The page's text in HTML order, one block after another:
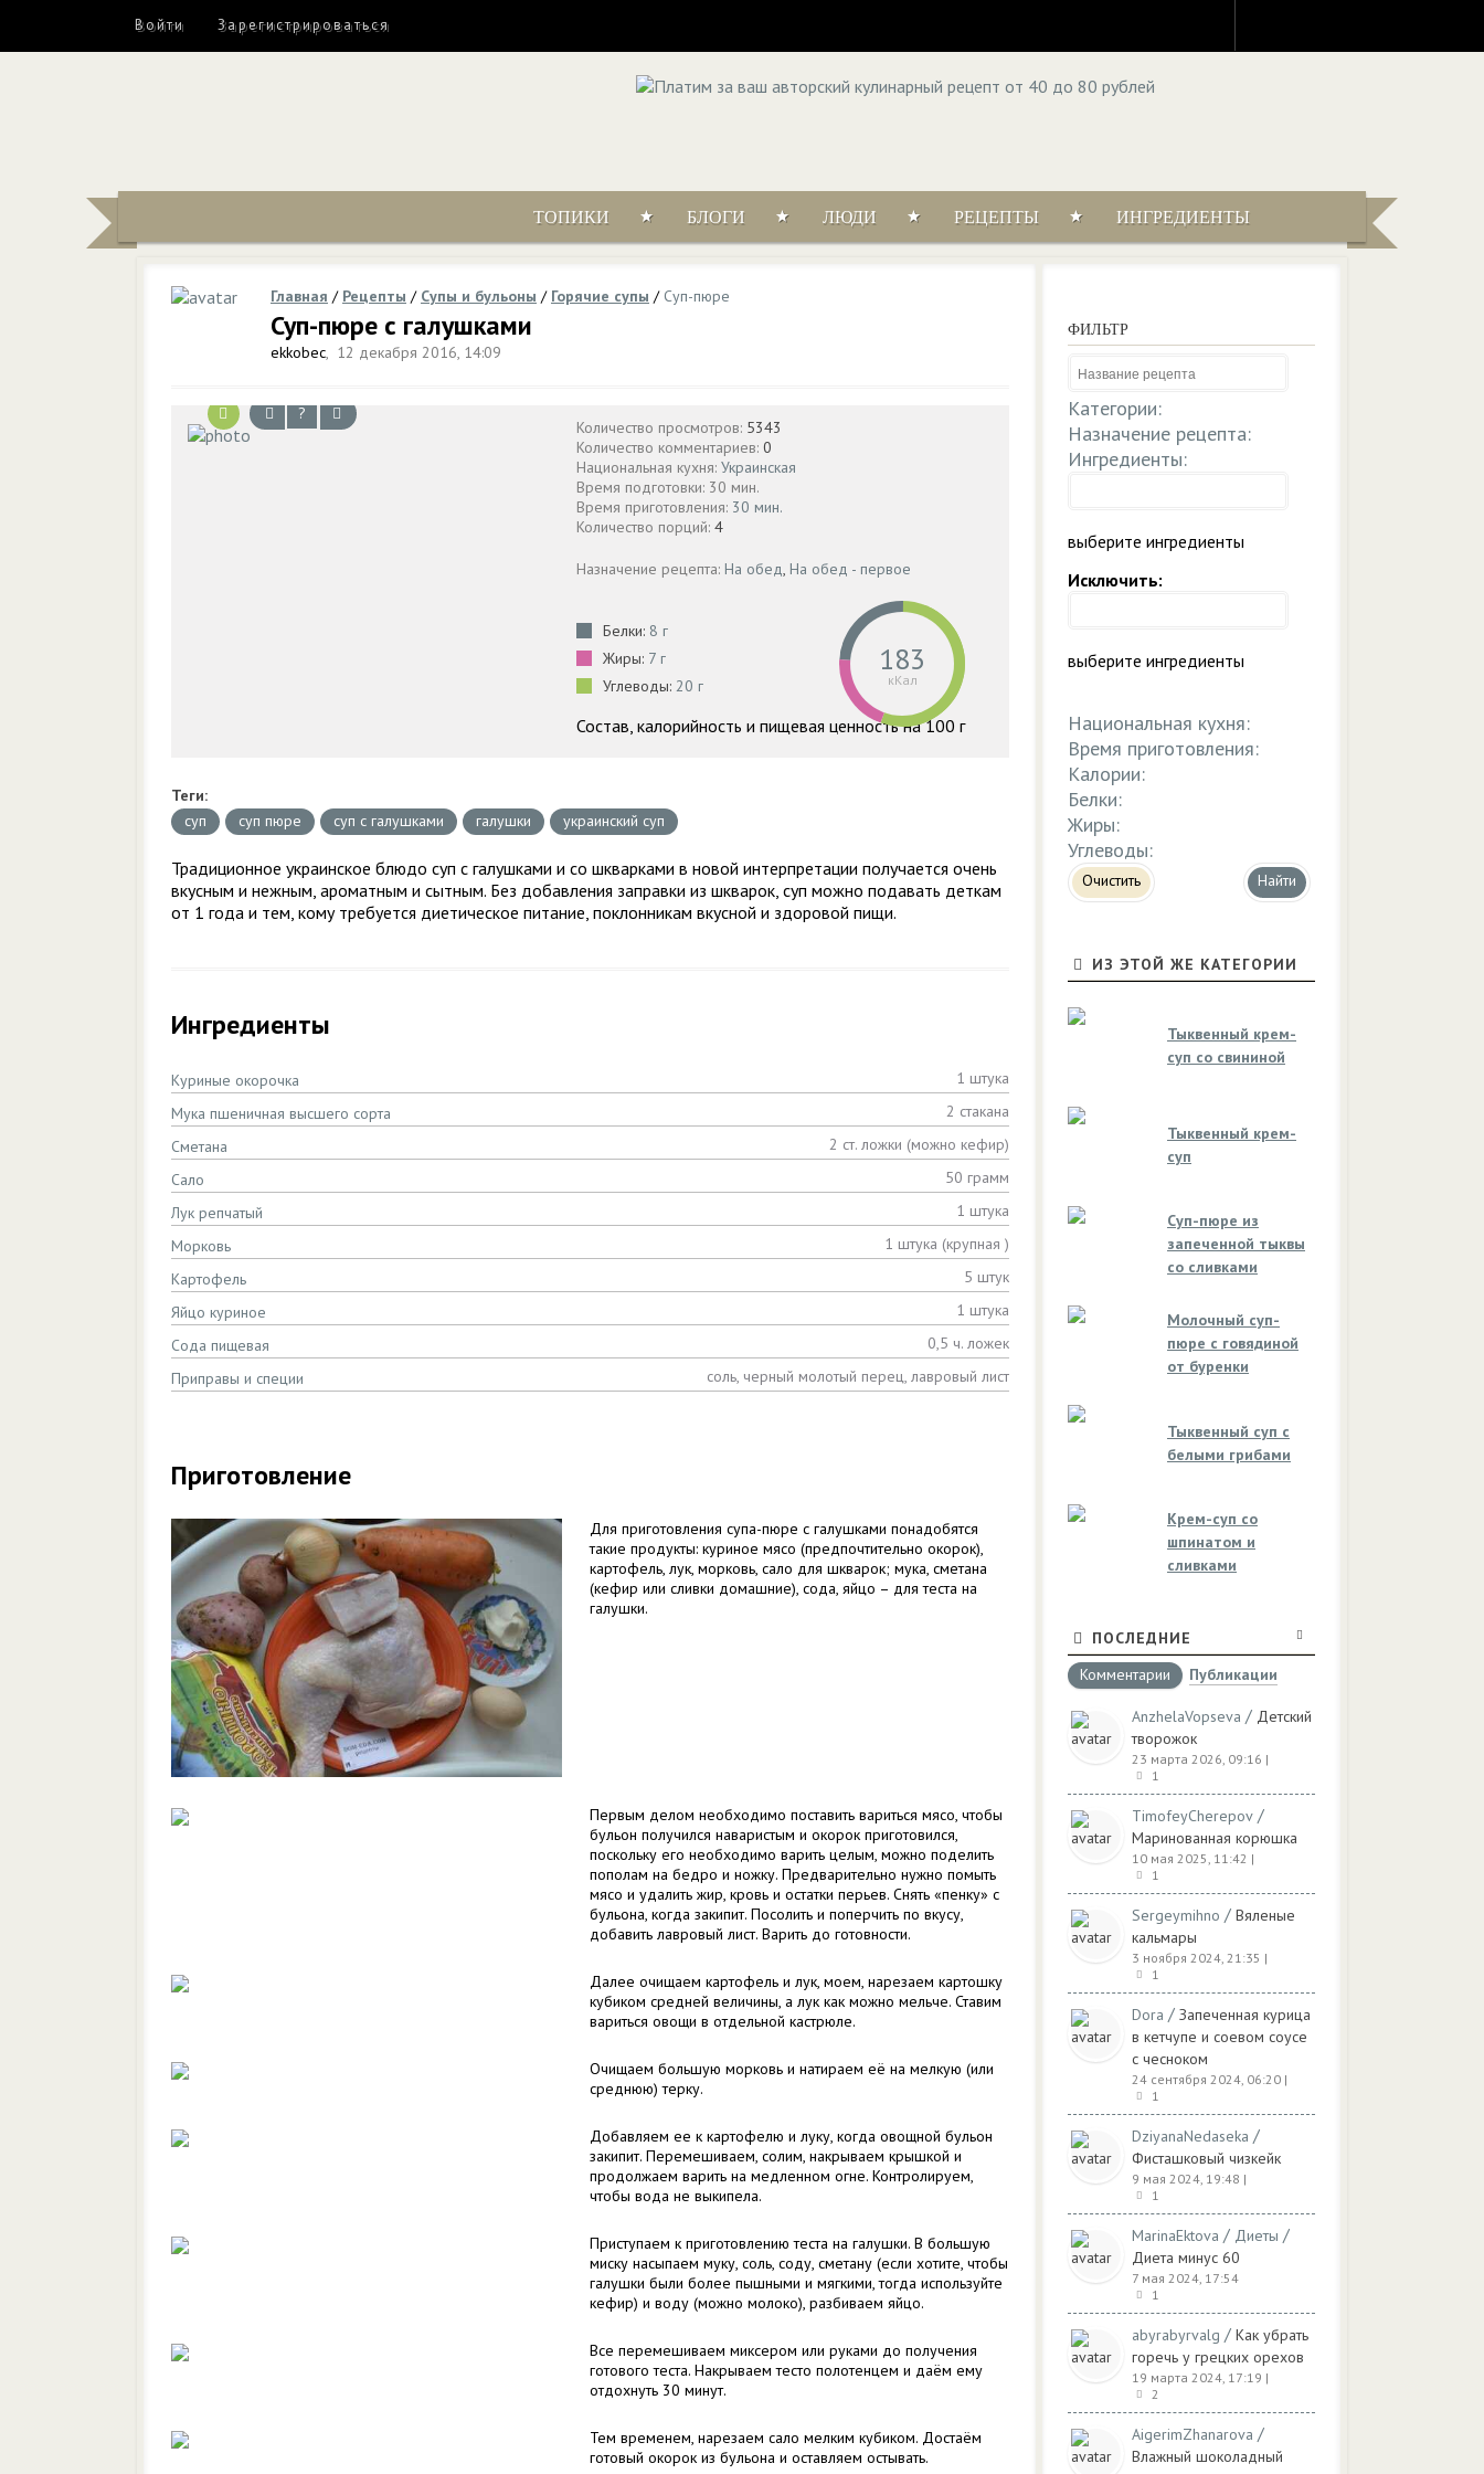
Войти Зарегистрироваться
ТОПИКИ БЛОГИ ЛЮДИ РЕЦЕПТЫ ИНГРЕДИЕНТЫ
Главная / Рецепты / Супы и бульоны / Горячие супы / Суп-пюре
Суп-пюре с галушками
ekkobec, 12 декабря 2016, 14:09
?
Количество просмотров: 5343
Количество комментариев: 0
Национальная кухня: Украинская
Время подготовки: 30 мин.
Время приготовления: 30 мин.
Количество порций: 4
Назначение рецепта: На обед, На обед - первое
Белки: 8 г
Жиры: 7 г
Углеводы: 20 г
183
кКал
Состав, калорийность и пищевая ценность на 100 г
Теги:
суп
суп пюре суп с галушками галушки украинский суп
Традиционное украинское блюдо суп с галушками и со шкварками в новой интерпретации получается очень
вкусным и нежным, ароматным и сытным. Без добавления заправки из шкварок, суп можно подавать деткам
от 1 года и тем, кому требуется диетическое питание, поклонникам вкусной и здоровой пищи.
Ингредиенты
Куриные окорочка
1 штука
Мука пшеничная высшего сорта
2 стакана
Сметана
2 ст. ложки (можно кефир)
Сало
50 грамм
Лук репчатый
1 штука
Морковь
1 штука (крупная )
Картофель
5 штук
Яйцо куриное
1 штука
Сода пищевая
0,5 ч. ложек
Приправы и специи
соль, черный молотый перец, лавровый лист
Приготовление
Для приготовления супа-пюре с галушками понадобятся
такие продукты: куриное мясо (предпочтительно окорок),
картофель, лук, морковь, сало для шкварок; мука, сметана
(кефир или сливки домашние), сода, яйцо – для теста на
галушки.
Первым делом необходимо поставить вариться мясо, чтобы
бульон получился наваристым и окорок приготовился,
поскольку его необходимо варить целым, можно поделить
пополам на бедро и ножку. Предварительно нужно помыть
мясо и удалить жир, кровь и остатки перьев. Снять «пенку» с
бульона, когда закипит. Посолить и поперчить по вкусу,
добавить лавровый лист. Варить до готовности.
Далее очищаем картофель и лук, моем, нарезаем картошку
кубиком средней величины, а лук как можно мельче. Ставим
вариться овощи в отдельной кастрюле.
Очищаем большую морковь и натираем её на мелкую (или
среднюю) терку.
Добавляем ее к картофелю и луку, когда овощной бульон
закипит. Перемешиваем, солим, накрываем крышкой и
продолжаем варить на медленном огне. Контролируем,
чтобы вода не выкипела.
Приступаем к приготовлению теста на галушки. В большую
миску насыпаем муку, соль, соду, сметану (если хотите, чтобы
галушки были более пышными и мягкими, тогда используйте
кефир) и воду (можно молоко), разбиваем яйцо.
Все перемешиваем миксером или руками до получения
готового теста. Накрываем тесто полотенцем и даём ему
отдохнуть 30 минут.
Тем временем, нарезаем сало мелким кубиком. Достаём
готовый окорок из бульона и оставляем остывать.
ФИЛЬТР
Категории:
Назначение рецепта:
Ингредиенты:
выберите ингредиенты
Исключить:
выберите ингредиенты
Национальная кухня:
Время приготовления:
Калории:
Белки:
Жиры:
Углеводы:
Очистить
ИЗ ЭТОЙ ЖЕ КАТЕГОРИИ
Тыквенный крем-
суп со свининой
Тыквенный крем-
суп
Суп-пюре из
запеченной тыквы
со сливками
Молочный суп-
пюре с говядиной
от буренки
Тыквенный суп с
белыми грибами
Крем-суп со
шпинатом и
сливками
ПОСЛЕДНИЕ
Комментарии
Публикации
AnzhelaVopseva / Детский
творожок
23 марта 2026, 09:16 |
1
TimofeyCherepov /
Маринованная корюшка
10 мая 2025, 11:42 |
1
Sergeymihno / Вяленые
кальмары
3 ноября 2024, 21:35 |
1
Dora / Запеченная курица
в кетчупе и соевом соусе
с чесноком
24 сентября 2024, 06:20 |
1
DziyanaNedaseka /
Фисташковый чизкейк
9 мая 2024, 19:48 |
1
MarinaEktova / Диеты /
Диета минус 60
7 мая 2024, 17:54
1
abyrabyrvalg / Как убрать
горечь у грецких орехов
19 марта 2024, 17:19 |
2
AigerimZhanarova /
Влажный шоколадный